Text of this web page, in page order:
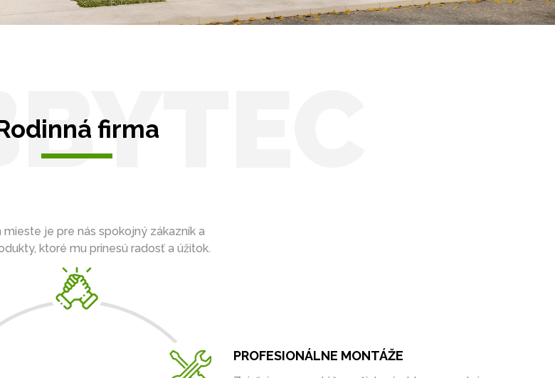
firma
mieste je pre nás spokojný zákazník a
ktoré mu prinesú radosť a úžitok.
PROFESIONÁLNE MONTÁŽE